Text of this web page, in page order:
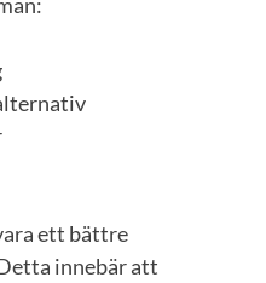
ett bättre
innebär att